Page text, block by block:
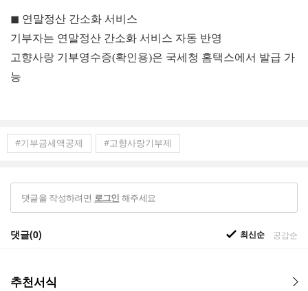
◼ 연말정산 간소화 서비스
기부자는 연말정산 간소화 서비스 자동 반영
고향사랑 기부영수증(확인용)은 국세청 홈택스에서 발급 가
능
#기부금세액공제 #고향사랑기부제
댓글을 작성하려면 로그인 해주세요
댓글(0) 최신순 공감순
추천서식